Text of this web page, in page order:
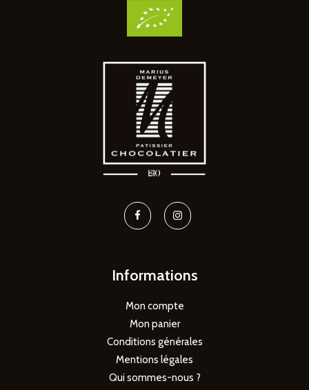
Informations
Mon compte
Mon panier
Conditions générales
Mentions légales
Qui sommes-nous ?